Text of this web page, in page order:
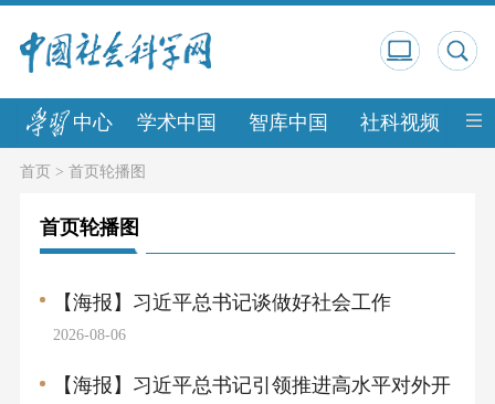
中心 学术中国 智库中国 社科视频 中
首页> 首页轮播图
首页轮播图
2026-08-06
【海报】习近平总书记谈做好社会工作
【海报】习近平总书记引领推进高水平对外开